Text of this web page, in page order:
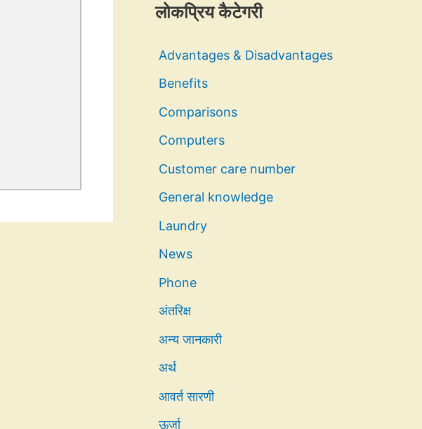
लोकप्रिय कैटेगरी
Advantages & Disadvantages
Benefits
Comparisons
Computers
Customer care number
General knowledge
Laundry
News
Phone
अंतरिक्ष
अन्य जानकारी
अर्थ
आवर्त सारणी
ऊर्जा